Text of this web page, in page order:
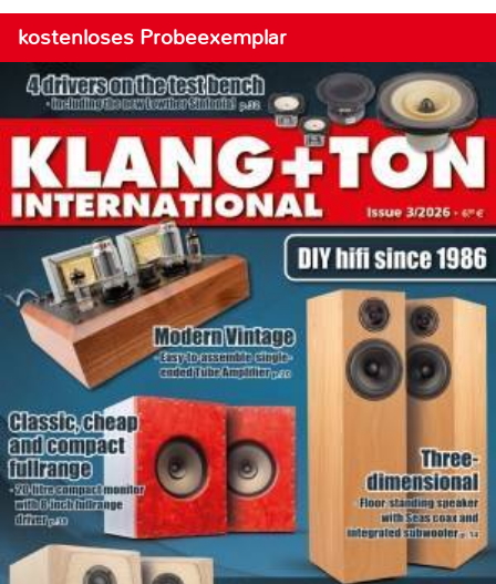
kostenloses Probeexemplar